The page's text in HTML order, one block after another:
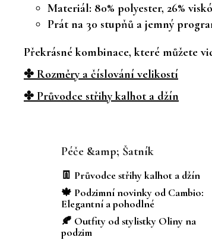
Materiál: 80% polyester, 26%
Prát na 30 stupňů a jemný
Překrásné kombinace, které můžete
✤ Rozměry a číslování velikostí
✤ Průvodce střihy kalhot a džín
Péče &amp; Šatník
👖 Průvodce střihy kalhot a džín
🍁 Podzimní novinky od Cambio:
Elegantní a pohodlné
🍂 Outfity od stylistky Oliny na
podzim